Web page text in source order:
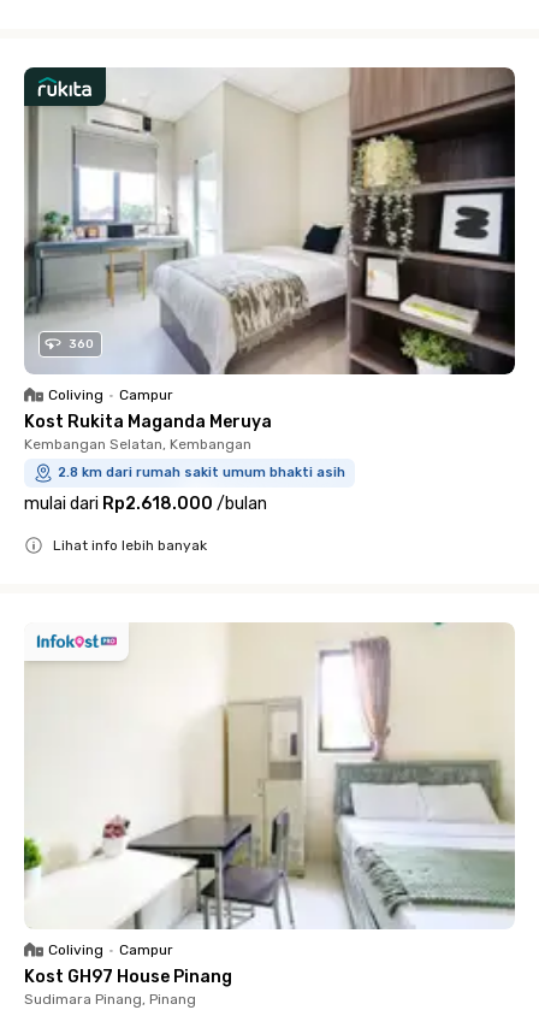
360
Coliving • Campur
Kost Rukita Maganda Meruya
Kembangan Selatan, Kembangan
2.8 km dari rumah sakit umum bhakti asih
mulai dari Rp2.618.000 /bulan
Lihat info lebih banyak
Coliving • Campur
Kost GH97 House Pinang
Sudimara Pinang, Pinang